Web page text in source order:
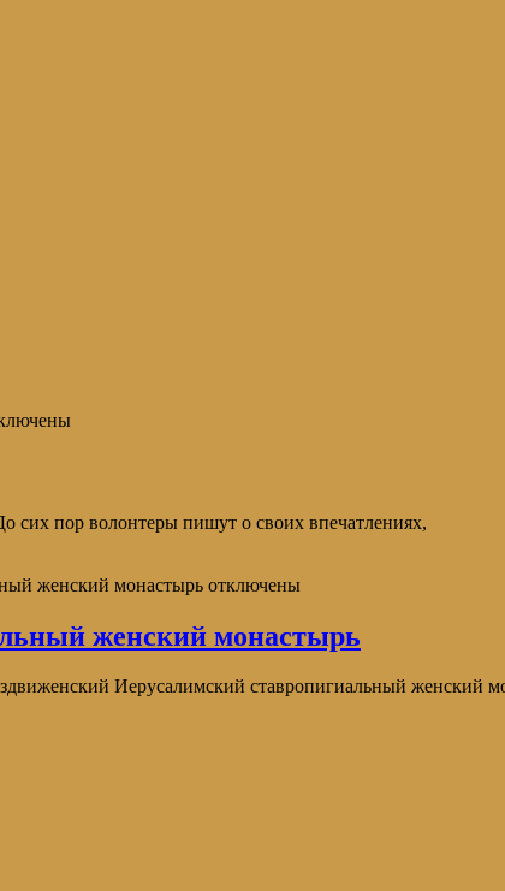
сих пор волонтеры пишут о своих впечатлениях,
женский монастырь отключены
женский монастырь
Иерусалимский ставропигиальный женский